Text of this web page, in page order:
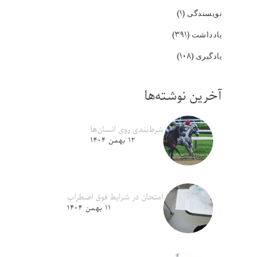
نویسندگی (۱)
یادداشت (۳۹۱)
یادگیری (۱۰۸)
آخرین نوشته‌ها
شرط‌بندی روی انسان‌ها
۱۲ بهمن ۱۴۰۴
امتحان در شرایط فوق اضطراب
۱۱ بهمن ۱۴۰۴